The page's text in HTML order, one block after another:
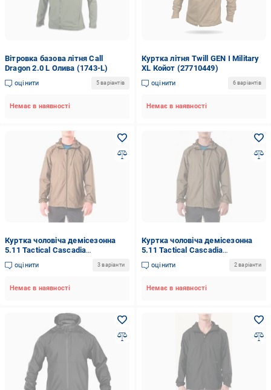
Вітровка базова літня Call
Dragon 2.0 L Олива (1743-L)
оцінити 5 варіантів
Немає в наявності
Куртка літня Twill GEN I Military
XL Койот (27710449)
оцінити 6 варіантів
Немає в наявності
Куртка чоловіча демісезонна
5.11 Tactical Cascadia
Windbreaker Jacket р.XXL зелена
оцінити 3 варіанти
Немає в наявності
Куртка чоловіча демісезонна
5.11 Tactical Cascadia
Windbreaker Jacket р.S зелена
оцінити 2 варіанти
Немає в наявності